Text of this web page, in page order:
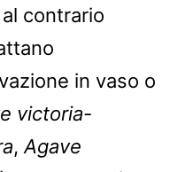
contrario
in vaso o
victoria-
, Agave